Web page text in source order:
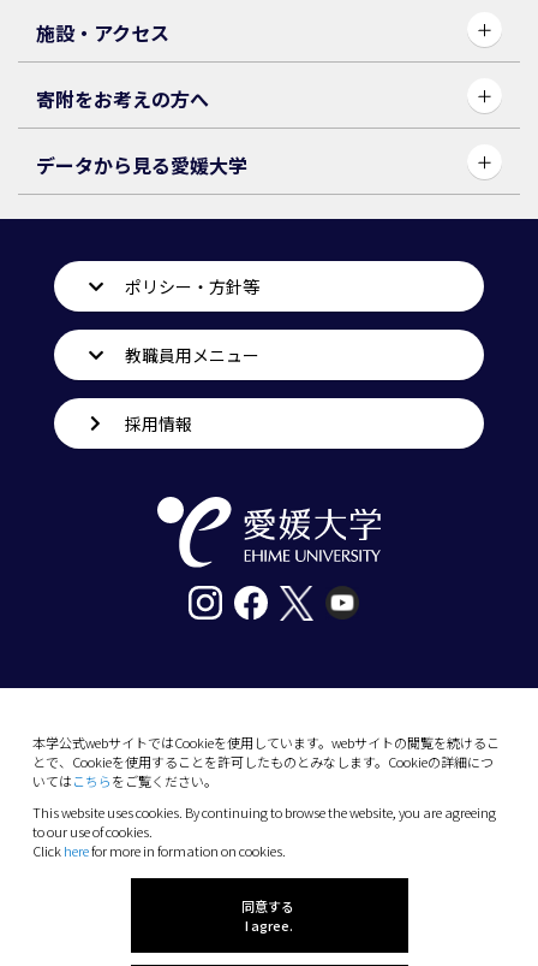
施設・アクセス
寄附をお考えの方へ
データから見る愛媛大学
本学公式webサイトではCookieを使用しています。webサイトの閲覧を続けるこ
とで、Cookieを使用することを許可したものとみなします。Cookieの詳細につ
いてはこちらをご覧ください。
This website uses cookies. By continuing to browse the website, you are agreeing
to our use of cookies.
Clickherefor more in formation on cookies.
同意する
I agree.
ポリシー・方針等
教職員用メニュー
採用情報
10-13 Dogo-Himata, Matsuyama, Ehime 790-
Phone: +81 89-927-9000
(C) 2026 Ehime University.